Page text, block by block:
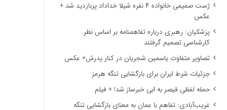
ژست صمیمی خانواده ۴ نفره شیلا خداداد پربازدید شد +
عکس
پزشکیان: رهبری درباره تفاهمنامه بر اساس نظر
کارشناسی تصمیم گرفتند
تصاویر متفاوت یاسمین شجریان در کنار پدرش+ عکس
جزئیات شرط ایران برای بازگشایی تنگه هرمز
حمله لفظی قیصر به ابی خبرساز شد! + فیلم
غریب‌آبادی: تفاهم با عمان به معنای بازگشایی تنگه